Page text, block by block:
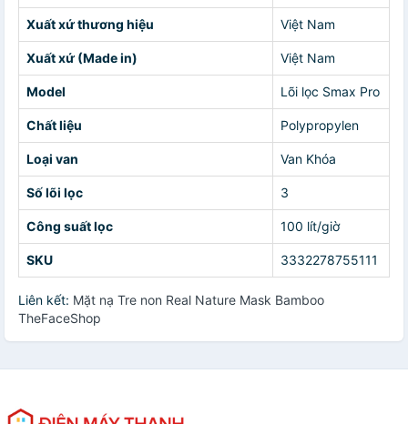
Xuất xứ thương hiệu Việt Nam
Xuất xứ (Made in) Việt Nam
Model Lõi lọc Smax Pro
Chất liệu Polypropylen
Loại van Van Khóa
Số lõi lọc 3
Công suất lọc 100 lít/giờ
SKU 3332278755111
Liên kết: Mặt nạ Tre non Real Nature Mask Bamboo
TheFaceShop